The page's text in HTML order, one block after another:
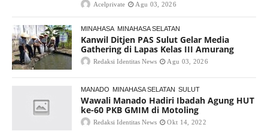
Acelprivate Agu 03, 2026
MINAHASA MINAHASA SELATAN
Kanwil Ditjen PAS Sulut Gelar Media
Gathering di Lapas Kelas III Amurang
Redaksi Identitas News Agu 03, 2026
MANADO MINAHASA SELATAN SULUT
Wawali Manado Hadiri Ibadah Agung HUT
ke-60 PKB GMIM di Motoling
Redaksi Identitas News Okt 14, 2022